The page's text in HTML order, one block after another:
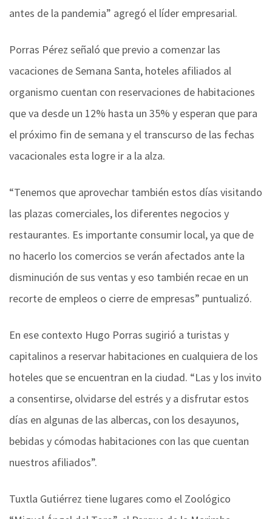
antes de la pandemia” agregó el líder empresarial.
Porras Pérez señaló que previo a comenzar las
vacaciones de Semana Santa, hoteles afiliados al
organismo cuentan con reservaciones de habitaciones
que va desde un 12% hasta un 35% y esperan que para
el próximo fin de semana y el transcurso de las fechas
vacacionales esta logre ir a la alza.
“Tenemos que aprovechar también estos días visitando
las plazas comerciales, los diferentes negocios y
restaurantes. Es importante consumir local, ya que de
no hacerlo los comercios se verán afectados ante la
disminución de sus ventas y eso también recae en un
recorte de empleos o cierre de empresas” puntualizó.
En ese contexto Hugo Porras sugirió a turistas y
capitalinos a reservar habitaciones en cualquiera de los
hoteles que se encuentran en la ciudad. “Las y los invito
a consentirse, olvidarse del estrés y a disfrutar estos
días en algunas de las albercas, con los desayunos,
bebidas y cómodas habitaciones con las que cuentan
nuestros afiliados”.
Tuxtla Gutiérrez tiene lugares como el Zoológico